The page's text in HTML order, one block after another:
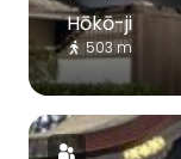
Hōkō-ji
503 m